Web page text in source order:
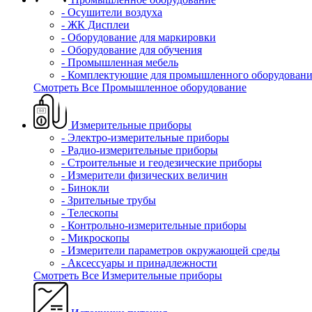
- Осушители воздуха
- ЖК Дисплеи
- Оборудование для маркировки
- Оборудование для обучения
- Промышленная мебель
- Комплектующие для промышленного
Смотреть Все Промышленное оборудование
Измерительные приборы
- Электро-измерительные приборы
- Радио-измерительные приборы
- Строительные и геодезические приборы
- Измерители физических величин
- Бинокли
- Зрительные трубы
- Телескопы
- Контрольно-измерительные приборы
- Микроскопы
- Измерители параметров окружающей среды
- Аксессуары и принадлежности
Смотреть Все Измерительные приборы